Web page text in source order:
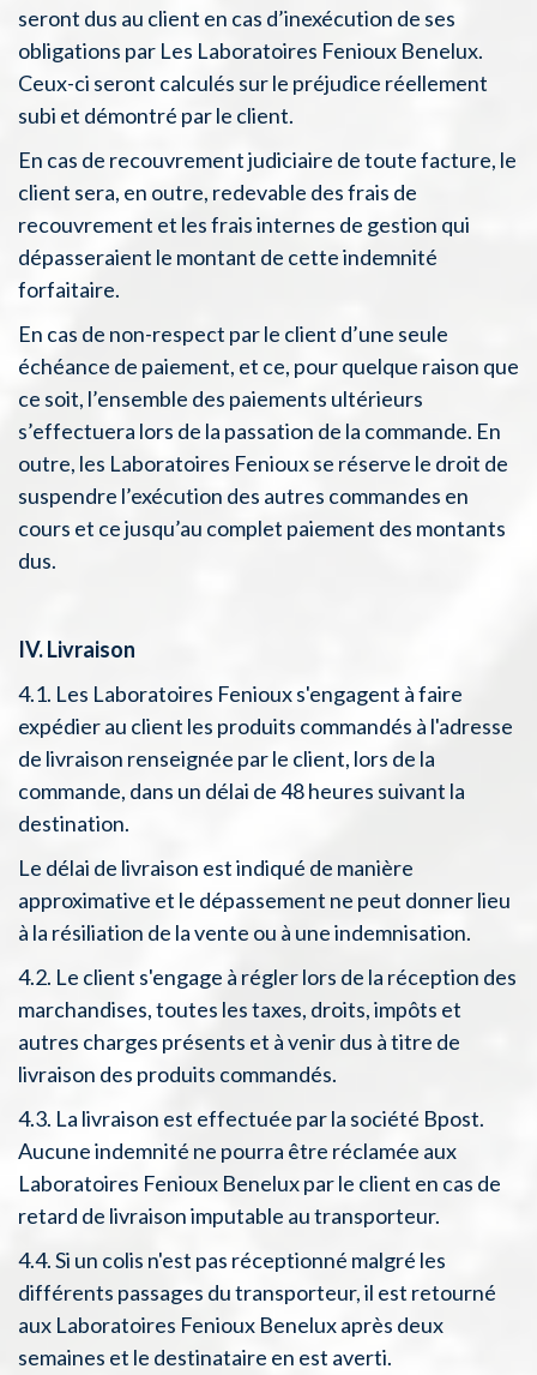
seront dus au client en cas d’inexécution de ses
obligations par Les Laboratoires Fenioux Benelux.
Ceux-ci seront calculés sur le préjudice réellement
subi et démontré par le client.
En cas de recouvrement judiciaire de toute facture, le
client sera, en outre, redevable des frais de
recouvrement et les frais internes de gestion qui
dépasseraient le montant de cette indemnité
forfaitaire.
En cas de non-respect par le client d’une seule
échéance de paiement, et ce, pour quelque raison que
ce soit, l’ensemble des paiements ultérieurs
s’effectuera lors de la passation de la commande. En
outre, les Laboratoires Fenioux se réserve le droit de
suspendre l’exécution des autres commandes en
cours et ce jusqu’au complet paiement des montants
dus.
IV. Livraison
4.1. Les Laboratoires Fenioux s'engagent à faire
expédier au client les produits commandés à l'adresse
de livraison renseignée par le client, lors de la
commande, dans un délai de 48 heures suivant la
destination.
Le délai de livraison est indiqué de manière
approximative et le dépassement ne peut donner lieu
à la résiliation de la vente ou à une indemnisation.
4.2. Le client s'engage à régler lors de la réception des
marchandises, toutes les taxes, droits, impôts et
autres charges présents et à venir dus à titre de
livraison des produits commandés.
4.3. La livraison est effectuée par la société Bpost.
Aucune indemnité ne pourra être réclamée aux
Laboratoires Fenioux Benelux par le client en cas de
retard de livraison imputable au transporteur.
4.4. Si un colis n'est pas réceptionné malgré les
différents passages du transporteur, il est retourné
aux Laboratoires Fenioux Benelux après deux
semaines et le destinataire en est averti.